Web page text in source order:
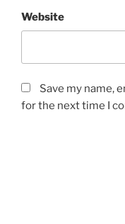
Website
Save my name,
for the next time I